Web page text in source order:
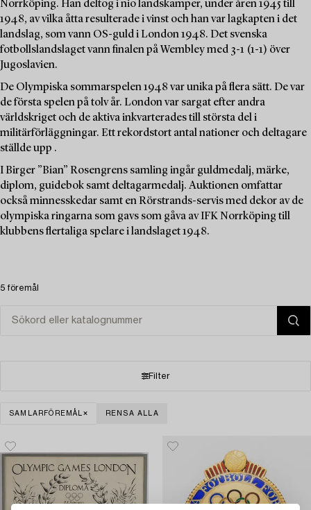
Norrköping. Han deltog i nio landskamper, under åren 1945 till
1948, av vilka åtta resulterade i vinst och han var lagkapten i det
landslag, som vann OS-guld i London 1948. Det svenska
fotbollslandslaget vann finalen på Wembley med 3-1 (1-1) över
Jugoslavien.
De Olympiska sommarspelen 1948 var unika på flera sätt. De var
de första spelen på tolv år. London var sargat efter andra
världskriget och de aktiva inkvarterades till största del i
militärförläggningar. Ett rekordstort antal nationer och deltagare
ställde upp .
I Birger ”Bian” Rosengrens samling ingår guldmedalj, märke,
diplom, guidebok samt deltagarmedalj. Auktionen omfattar
också minnesskedar samt en Rörstrands-servis med dekor av de
olympiska ringarna som gavs som gåva av IFK Norrköping till
klubbens flertaliga spelare i landslaget 1948.
5 föremål
Filter
SAMLARFÖREMÅL RENSA ALLA